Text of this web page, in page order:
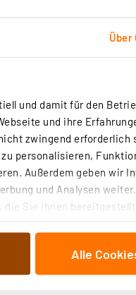
Über
und damit für den
und ihre
zwingend
personalisieren,
Außerdem geben wir
und Analysen
Sie ihnen
und Anbieter ist
Alle